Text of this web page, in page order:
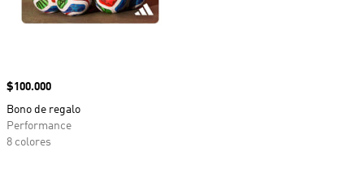
Precio
$100.000
Bono de regalo
Performance
8 colores